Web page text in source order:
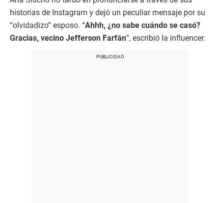
historias de Instagram y dejó un peculiar mensaje por su
“olvidadizo” esposo. “Ahhh, ¿no sabe cuándo se casó?
Gracias, vecino Jefferson Farfán”, escribió la influencer.